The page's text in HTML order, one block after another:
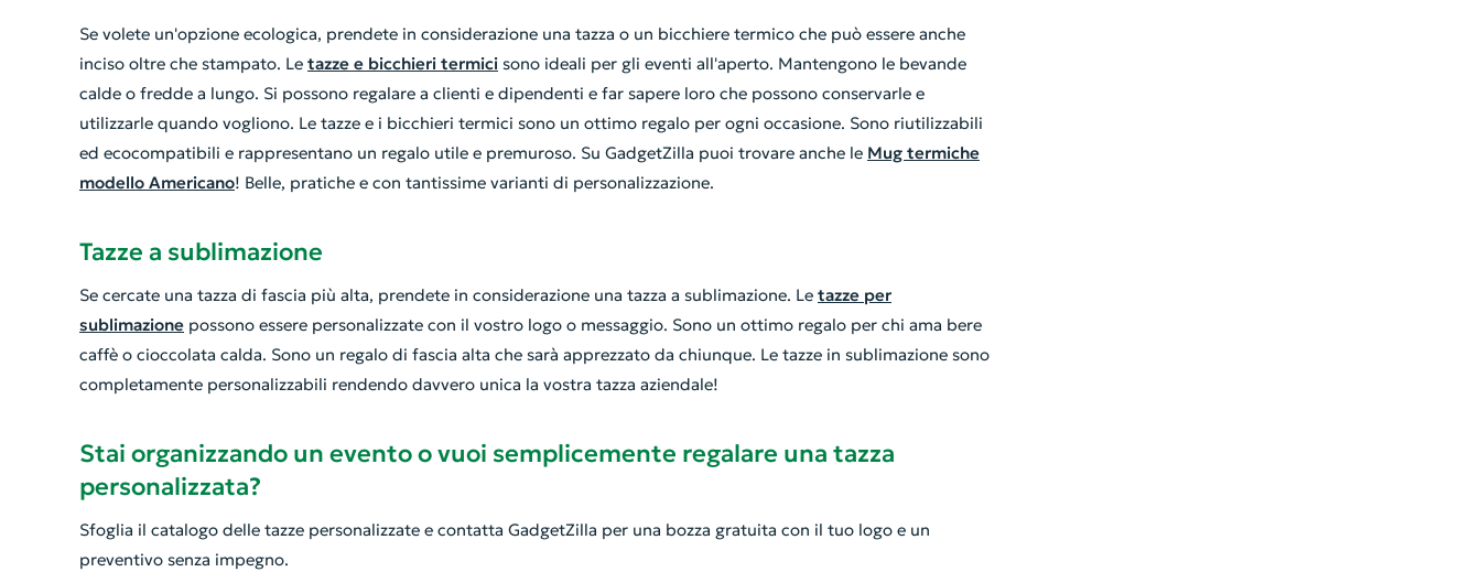
Se volete un'opzione ecologica, prendete in considerazione una tazza o un bicchiere termico che può essere anche
inciso oltre che stampato. Le tazze e bicchieri termici sono ideali per gli eventi all'aperto. Mantengono le bevande
calde o fredde a lungo. Si possono regalare a clienti e dipendenti e far sapere loro che possono conservarle e
utilizzarle quando vogliono. Le tazze e i bicchieri termici sono un ottimo regalo per ogni occasione. Sono riutilizzabili
ed ecocompatibili e rappresentano un regalo utile e premuroso. Su GadgetZilla puoi trovare anche le Mug termiche
modello Americano! Belle, pratiche e con tantissime varianti di personalizzazione.
Tazze a sublimazione
Se cercate una tazza di fascia più alta, prendete in considerazione una tazza a sublimazione. Le tazze per
sublimazione possono essere personalizzate con il vostro logo o messaggio. Sono un ottimo regalo per chi ama bere
caffè o cioccolata calda. Sono un regalo di fascia alta che sarà apprezzato da chiunque. Le tazze in sublimazione sono
completamente personalizzabili rendendo davvero unica la vostra tazza aziendale!
Stai organizzando un evento o vuoi semplicemente regalare una tazza
personalizzata?
Sfoglia il catalogo delle tazze personalizzate e contatta GadgetZilla per una bozza gratuita con il tuo logo e un
preventivo senza impegno.